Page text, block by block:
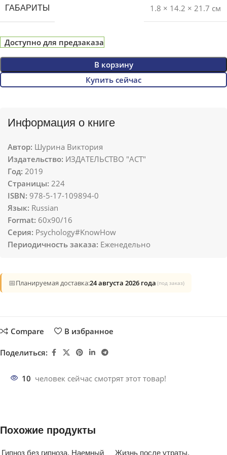
ГАБАРИТЫ 1.8 × 14.2 × 21.7 см
Доступно для предзаказа
В корзину
Купить сейчас
Информация о книге
Автор: Шурина Виктория
Издательство: ИЗДАТЕЛЬСТВО "АСТ"
Год: 2019
Страницы: 224
ISBN: 978-5-17-109894-0
Язык: Russian
Format: 60x90/16
Серия: Psychology#KnowHow
Периодичность заказа: Еженедельно
📅Планируемая доставка:24 августа 2026 года (под заказ)
Compare В избранное
Поделиться:
10 человек сейчас смотрят этот товар!
Похожие продукты
Гипноз без гипноза. Наемный Жизнь после утраты.